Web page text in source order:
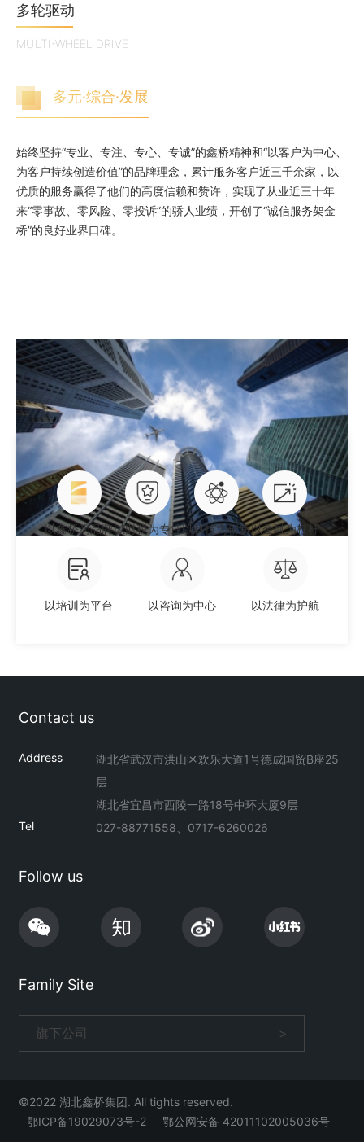
多轮驱动
MULTI-WHEEL DRIVE
多元·综合·发展
始终坚持“专业、专注、专心、专诚”的鑫桥精神和“以客户为中心、
为客户持续创造价值”的品牌理念，累计服务客户近三千余家，以
优质的服务赢得了他们的高度信赖和赞许，实现了从业近三十年
来“零事故、零风险、零投诉”的骄人业绩，开创了“诚信服务架金
桥”的良好业界口碑。
以鑫桥为品牌以财税为专业以科技为创新以金融为杠杆
以培训为平台 以咨询为中心 以法律为护航
Contact us
Address
湖北省武汉市洪山区欢乐大道1号德成国贸B座25
层
湖北省宜昌市西陵一路18号中环大厦9层
Tel
027-88771558、0717-6260026
Follow us
Family Site
旗下公司 >
©2022 湖北鑫桥集团. All tights reserved.
鄂ICP备19029073号-2
鄂公网安备 42011102005036号